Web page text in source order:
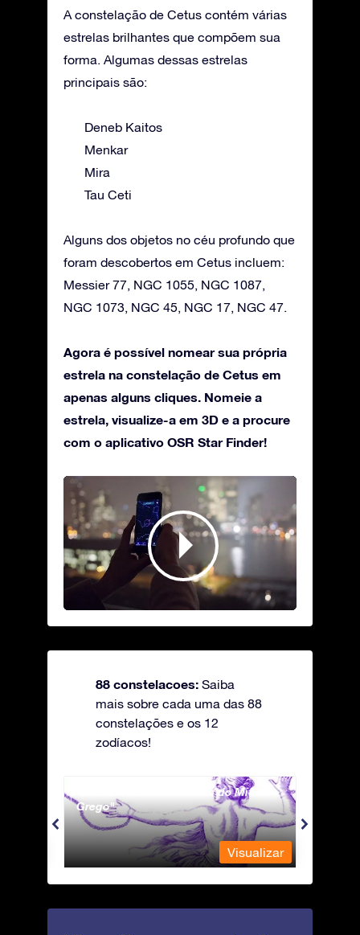
A constelação de Cetus contém várias
estrelas brilhantes que compõem sua
forma. Algumas dessas estrelas
principais são:
Deneb Kaitos
Menkar
Mira
Tau Ceti
Alguns dos objetos no céu profundo que
foram descobertos em Cetus incluem:
Messier 77, NGC 1055, NGC 1087,
NGC 1073, NGC 45, NGC 17, NGC 47.
Agora é possível nomear sua própria
estrela na constelação de Cetus em
apenas alguns cliques. Nomeie a
estrela, visualize-a em 3D e a procure
com o aplicativo OSR Star Finder!
88 constelacoes: Saiba
mais sobre cada uma das 88
constelações e os 12
zodíacos!
Andromeda - A Princesa do Mito
Grego
Visualizar